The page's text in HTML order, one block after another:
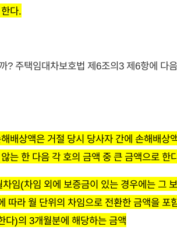
다.
? 주택임대차보호법 제6조의3 제6항에 다
배상액은 거절 당시 당사자 간에 손해배상
는 한 다음 각 호의 금액 중 큰 금액으로 한
임(차임 외에 보증금이 있는 경우에는 그
따라 월 단위의 차임으로 전환한 금액을 포
다)의 3개월분에 해당하는 금액